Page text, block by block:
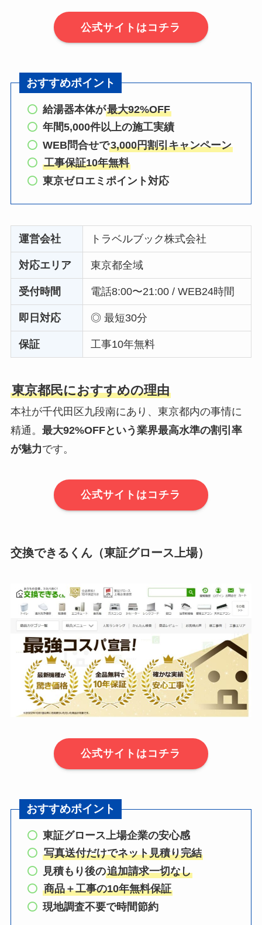
公式サイトはコチラ
おすすめポイント
給湯器本体が最大92%OFF
年間5,000件以上の施工実績
WEB問合せで3,000円割引キャンペーン
工事保証10年無料
東京ゼロエミポイント対応
運営会社 トラベルブック株式会社
対応エリア 東京都全域
受付時間 電話8:00〜21:00 / WEB24時間
即日対応 ◎ 最短30分
保証 工事10年無料
東京都民におすすめの理由
本社が千代田区九段南にあり、東京都内の事情に
精通。 最大92%OFFという業界最高水準の割引率
が魅力です。
公式サイトはコチラ
交換できるくん（東証グロース上場）
公式サイトはコチラ
おすすめポイント
東証グロース上場企業の安心感
写真送付だけでネット見積り完結
見積もり後の追加請求一切なし
商品＋工事の10年無料保証
現地調査不要で時間節約